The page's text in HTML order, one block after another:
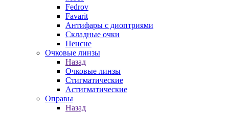
Fedrov
Favarit
Антифары с диоптриями
Складные очки
Пенсне
Очковые линзы
Назад
Очковые линзы
Стигматические
Астигматические
Оправы
Назад